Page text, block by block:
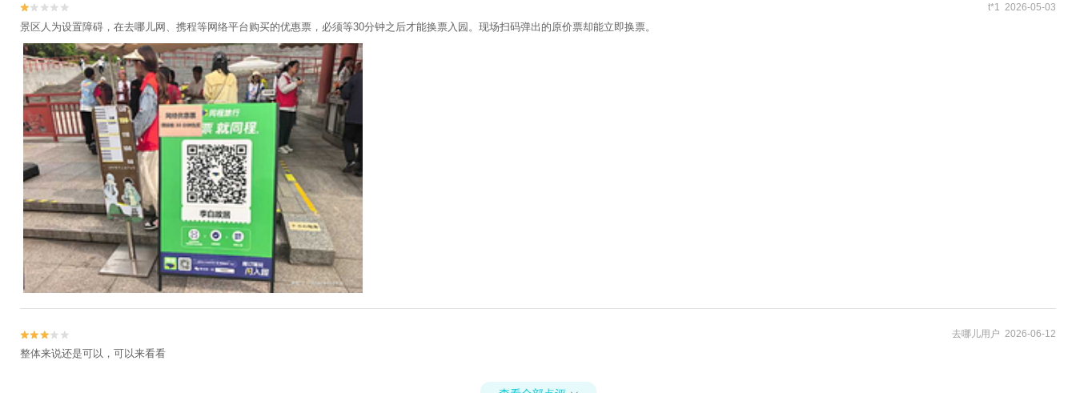

 t*1 2026-05-03
景区人为设置障碍，在去哪儿网、携程等网络平台购买的优惠票，必须等30分钟之后才能换票入园。现场扫码弹出的原价票却能立即换票。

 去哪儿用户 2026-06-12
整体来说还是可以，可以来看看